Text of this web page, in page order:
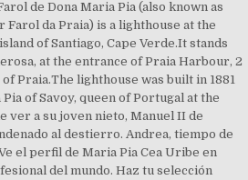
de Dona Maria Pia (also known as
Farol da Praia) is a lighthouse at the
of Santiago, Cape Verde.It stands
at the entrance of Praia Harbour, 2
Praia.The lighthouse was built in 1881
of Savoy, queen of Portugal at the
ver a su joven nieto, Manuel II de
al destierro. Andrea, tiempo de
el perfil de Maria Pia Cea Uribe en
del mundo. Haz tu selección